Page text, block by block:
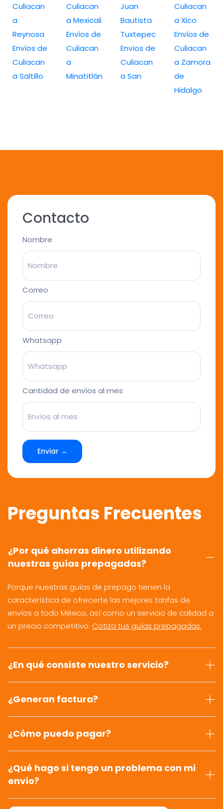
Culiacan
a
Reynosa
Envíos de
Culiacan
a Saltillo
Culiacan
a Mexicali
Envíos de
Culiacan
a
Minatitlán
Juan
Bautista
Tuxtepec
Envíos de
Culiacan
a San
Culiacan
a Xico
Envíos de
Culiacan
a Zamora
de
Hidalgo
Contacto
Nombre
Correo
Whatsapp
Cantidad de envíos al mes
Enviar →
Preguntas Frecuentes
¿Por qué ahorras dinero utilizando
nuestras guías prepagadas?
Porque nuestras guías de prepago tienen la
característica de ofrecerte las mejores tarifas de
envíos a todo México, así como un servicio de calidad a
un precio competitivo. Cotiza tus guías prepagadas.
¿En qué consiste nuestro servicio?
¿Generan factura?
¿Cómo puedo pagar?
¿Qué hago si tengo un problema con mi
envío?